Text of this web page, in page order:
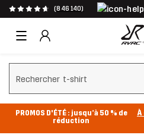
(846 140)
Effacer la recherche
PROMOS D'ÉTÉ : jusqu’à 50 % de
réduction